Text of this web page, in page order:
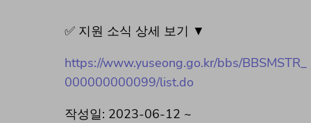
✅ 지원 소식 상세 보기 ▼
https://www.yuseong.go.kr/bbs/BBSMSTR_
000000000099/list.do
작성일: 2023-06-12 ~